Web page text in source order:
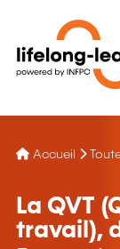
Accueil
La QVT
travail),